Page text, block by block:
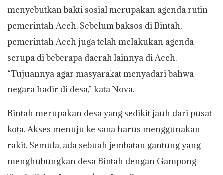
menyebutkan bakti sosial merupakan agenda rutin
pemerintah Aceh. Sebelum baksos di Bintah,
pemerintah Aceh juga telah melakukan agenda
serupa di beberapa daerah lainnya di Aceh.
“Tujuannya agar masyarakat menyadari bahwa
negara hadir di desa,” kata Nova.
Bintah merupakan desa yang sedikit jauh dari pusat
kota. Akses menuju ke sana harus menggunakan
rakit. Semula, ada sebuah jembatan gantung yang
menghubungkan desa Bintah dengan Gampong